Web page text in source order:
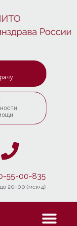
55-00-835
20-00 (мск+4)